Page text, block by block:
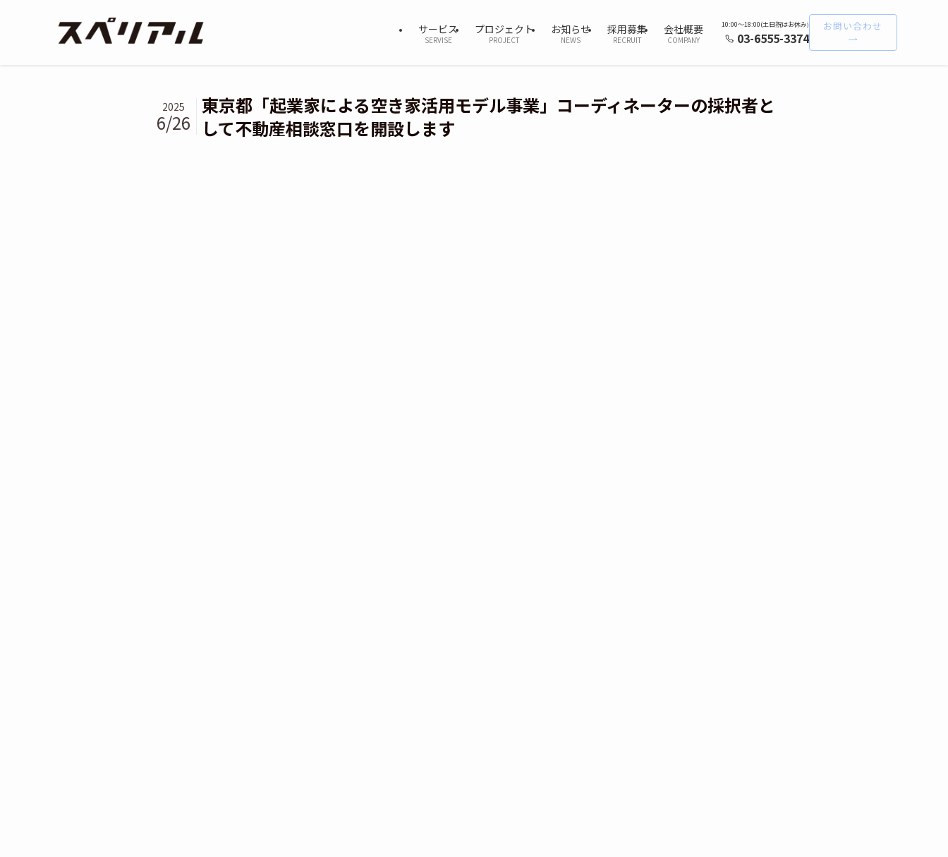
サービス
SERVISE
プロジェクト
PROJECT
お知らせ
NEWS
採用募集
RECRUIT
会社概要
COMPANY
10:00〜18:00(土日祝はお休み)
03-6555-3374
お問い合わせ
東京都「起業家による空き家活用モデル事業」コーディネーターの採択者と
して不動産相談窓口を開設します
2025
6/26